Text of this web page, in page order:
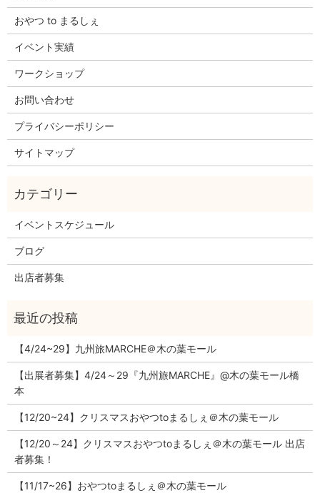
おやつ to まるしぇ
イベント実績
ワークショップ
お問い合わせ
プライバシーポリシー
サイトマップ
イベントスケジュール
ブログ
出店者募集
【4/24~29】九州旅MARCHE＠木の葉モール
【出展者募集】4/24～29『九州旅MARCHE』@木の葉モール橋
本
【12/20~24】クリスマスおやつtoまるしぇ＠木の葉モール
【12/20～24】クリスマスおやつtoまるしぇ＠木の葉モール 出店
者募集！
【11/17~26】おやつtoまるしぇ＠木の葉モール